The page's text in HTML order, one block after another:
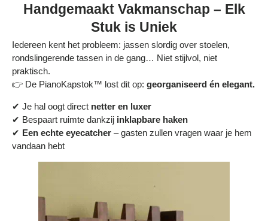
Handgemaakt Vakmanschap – Elk
Stuk is Uniek
Iedereen kent het probleem: jassen slordig over stoelen,
rondslingerende tassen in de gang… Niet stijlvol, niet
praktisch.
👉 De PianoKapstok™ lost dit op: georganiseerd én elegant.
✔ Je hal oogt direct netter en luxer
✔ Bespaart ruimte dankzij inklapbare haken
✔ Een echte eyecatcher – gasten zullen vragen waar je hem
vandaan hebt